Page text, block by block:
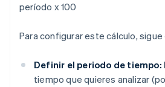
período x 100
Para configurar este cálculo,
Definir el periodo de tiempo:
tiempo que quieres analizar